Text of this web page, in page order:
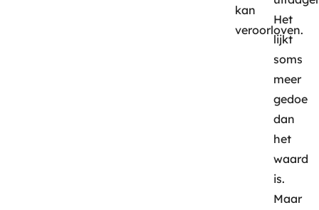
kan
veroorloven.
Het
lijkt
soms
meer
gedoe
dan
het
waard
is.
Maar